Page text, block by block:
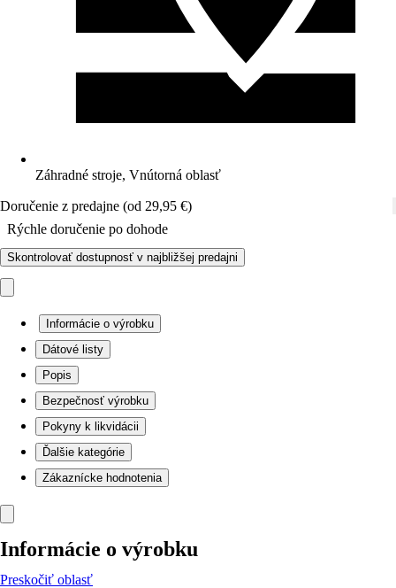
Záhradné stroje, Vnútorná oblasť
Doručenie z predajne (od 29,95 €)
Rýchle doručenie po dohode
Skontrolovať dostupnosť v najbližšej predajni
Informácie o výrobku
Dátové listy
Popis
Bezpečnosť výrobku
Pokyny k likvidácii
Ďalšie kategórie
Zákaznícke hodnotenia
Informácie o výrobku
Preskočiť oblasť